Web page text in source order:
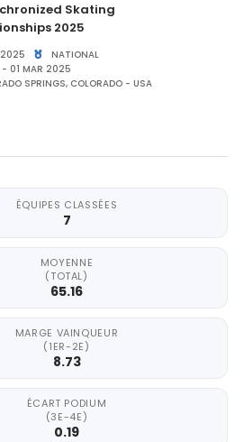
Skating
2025
NATIONAL
- 01 MAR 2025
SPRINGS, COLORADO - USA
ÉQUIPES CLASSÉES
7
MOYENNE
(TOTAL)
65.16
MARGE VAINQUEUR
(1ER-2E)
8.73
ÉCART PODIUM
(3E-4E)
0.19